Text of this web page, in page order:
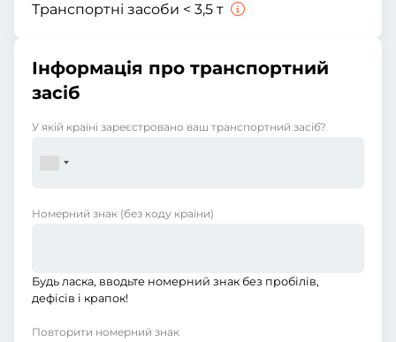
Транспортні засоби < 3,5 т
Інформація про транспортний
засіб
У якій країні зареєстровано ваш транспортний засіб?
Номерний знак (без коду країни)
Будь ласка, вводьте номерний знак без пробілів,
дефісів і крапок!
Повторити номерний знак